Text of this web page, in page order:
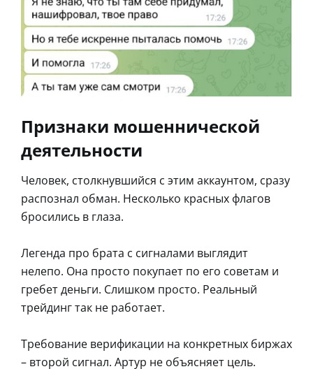
Признаки мошеннической
деятельности
Человек, столкнувшийся с этим аккаунтом, сразу
распознал обман. Несколько красных флагов
бросились в глаза.
Легенда про брата с сигналами выглядит
нелепо. Она просто покупает по его советам и
гребет деньги. Слишком просто. Реальный
трейдинг так не работает.
Требование верификации на конкретных биржах
– второй сигнал. Артур не объясняет цель.